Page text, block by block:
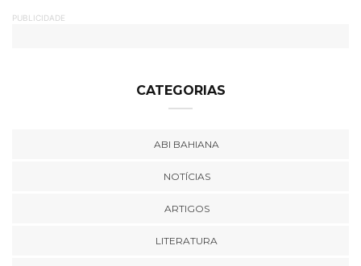
PUBLICIDADE
CATEGORIAS
ABI BAHIANA
NOTÍCIAS
ARTIGOS
LITERATURA